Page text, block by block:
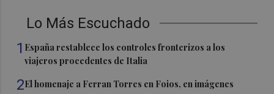
Lo Más Escuchado
1 España restablece los controles fronterizos a los
viajeros procedentes de Italia
2El homenaje a Ferran Torres en Foios, en imágenes